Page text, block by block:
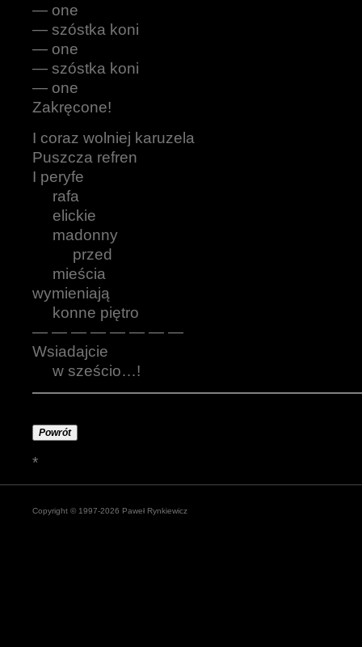
— one
— szóstka koni
— one
— szóstka koni
— one
Zakręcone!
I coraz wolniej karuzela
Puszcza refren
I peryfe
rafa
elickie
madonny
przed
mieścia
wymieniają
konne piętro
— — — — — — — —
Wsiadajcie
w sześcio…!
Powrót
*
Copyright © 1997-2026 Paweł Rynkiewicz